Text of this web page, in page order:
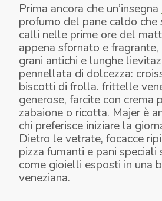
Prima ancora che un’insegna
profumo del pane caldo
calli nelle prime ore del
appena sfornato e
grani antichi e lunghe
pennellata di dolcezza:
biscotti di frolla. frittelle
generose, farcite con crema
zabaione o ricotta. Majer è
chi preferisce iniziare la
Dietro le vetrate, focacce
pizza fumanti e pani speciali
come gioielli esposti in una
veneziana.